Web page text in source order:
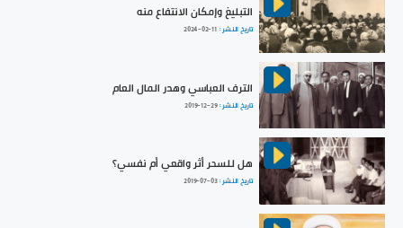
التبليغ وإمكان الانتفاع منه
تاريخ النشر : 2024-02-11
الترف العباسي وهدر المال العام
تاريخ النشر :2019-12-29
هل للسحر أثر واقعي أم نفسي؟
تاريخ النشر :2019-07-03